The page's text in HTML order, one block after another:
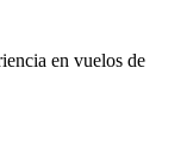
en vuelos de